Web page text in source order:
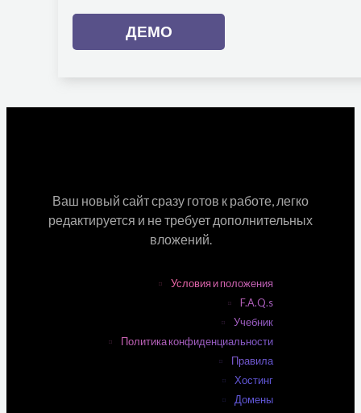
ДЕМО
Ваш новый сайт сразу готов к работе, легко
редактируется и не требует дополнительных
вложений.
Условия и положения
F.A.Q.s
Учебник
Политика конфиденциальности
Правила
Хостинг
Домены